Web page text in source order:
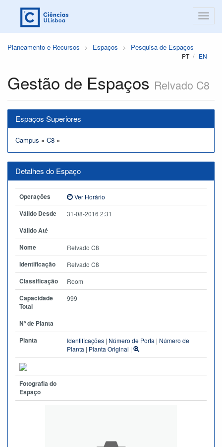
Planeamento e Recursos Espaços Pesquisa de Espaços
PT EN
Gestão de Espaços Relvado C8
Espaços Superiores
Campus » C8 »
Detalhes do Espaço
Operações Ver Horário
Válido Desde 31-08-2016 2:31
Válido Até
Nome
Relvado C8
Identificação Relvado C8
Classificação Room
Capacidade
Total
999
Nº de Planta
Planta
Identificações | Número de Porta | Número de
Planta | Planta Original |
Fotografia do
Espaço